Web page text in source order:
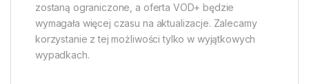
zostaną ograniczone, a oferta VOD+ będzie
wymagała więcej czasu na aktualizacje. Zalecamy
korzystanie z tej możliwości tylko w wyjątkowych
wypadkach.